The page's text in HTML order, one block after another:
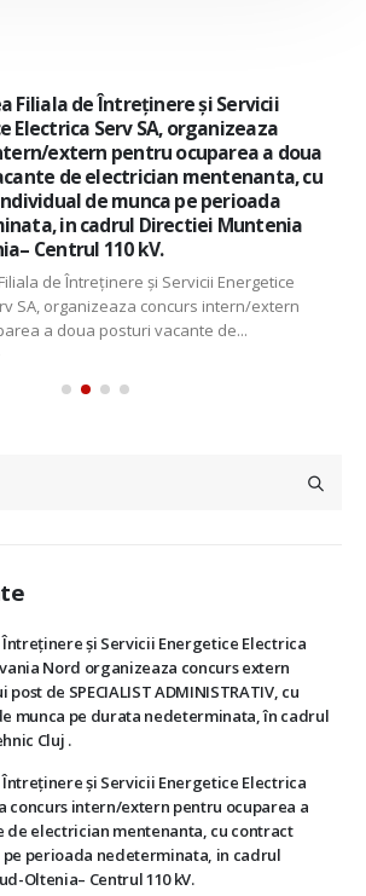
Filiala de Întreţinere şi Servicii
Electrica Serv SA, organizeaza
extern pentru ocuparea a doua
de electrician mentenanta, cu
de munca pe perioada
in cadrul Directiei Muntenia
Centrul 110 kV.
de Întreţinere şi Servicii Energetice
SA, organizeaza concurs intern/extern
a doua posturi vacante de...
şi Servicii Energetice Electrica
Nord organizeaza concurs extern
de SPECIALIST ADMINISTRATIV, cu
munca pe durata nedeterminata, în cadrul
Cluj .
şi Servicii Energetice Electrica
concurs intern/extern pentru ocuparea a
de electrician mentenanta, cu contract
perioada nedeterminata, in cadrul
Oltenia– Centrul 110 kV.